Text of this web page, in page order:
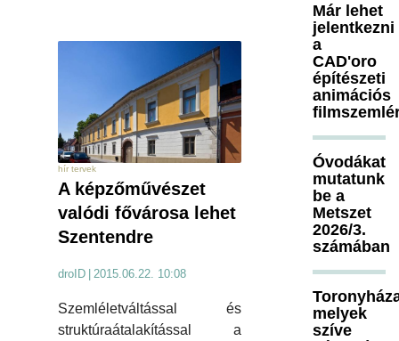
hír tervek
A képzőművészet
valódi fővárosa lehet
Szentendre
droID 2015.06.22. 10:08
Szemléletváltással és
struktúraátalakítással a
Már lehet
jelentkezni
a
CAD'oro
építészeti
animációs
Óvodákat
mutatunk
be a
Metszet
2026/3.
számában
melyek
szíve